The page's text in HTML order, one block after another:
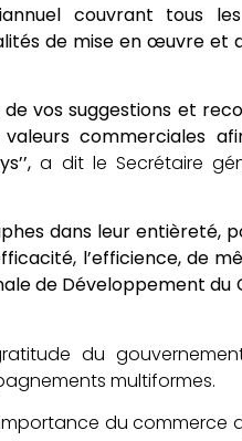
couvrant tous
de mise en œuvre et
vos suggestions et
commerciales
a dit le Secrétaire
dans leur entièreté,
l’efficience, de
de Développement du
du
multiformes.
du commerce